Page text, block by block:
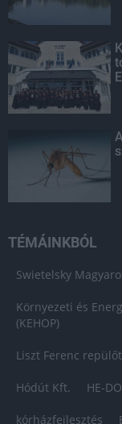
TÉMÁINKBÓL
Swietelsky
Környezeti és
(KEHOP)
Liszt Ferenc
Hódút Kft. HE-
kórházfejlesztés